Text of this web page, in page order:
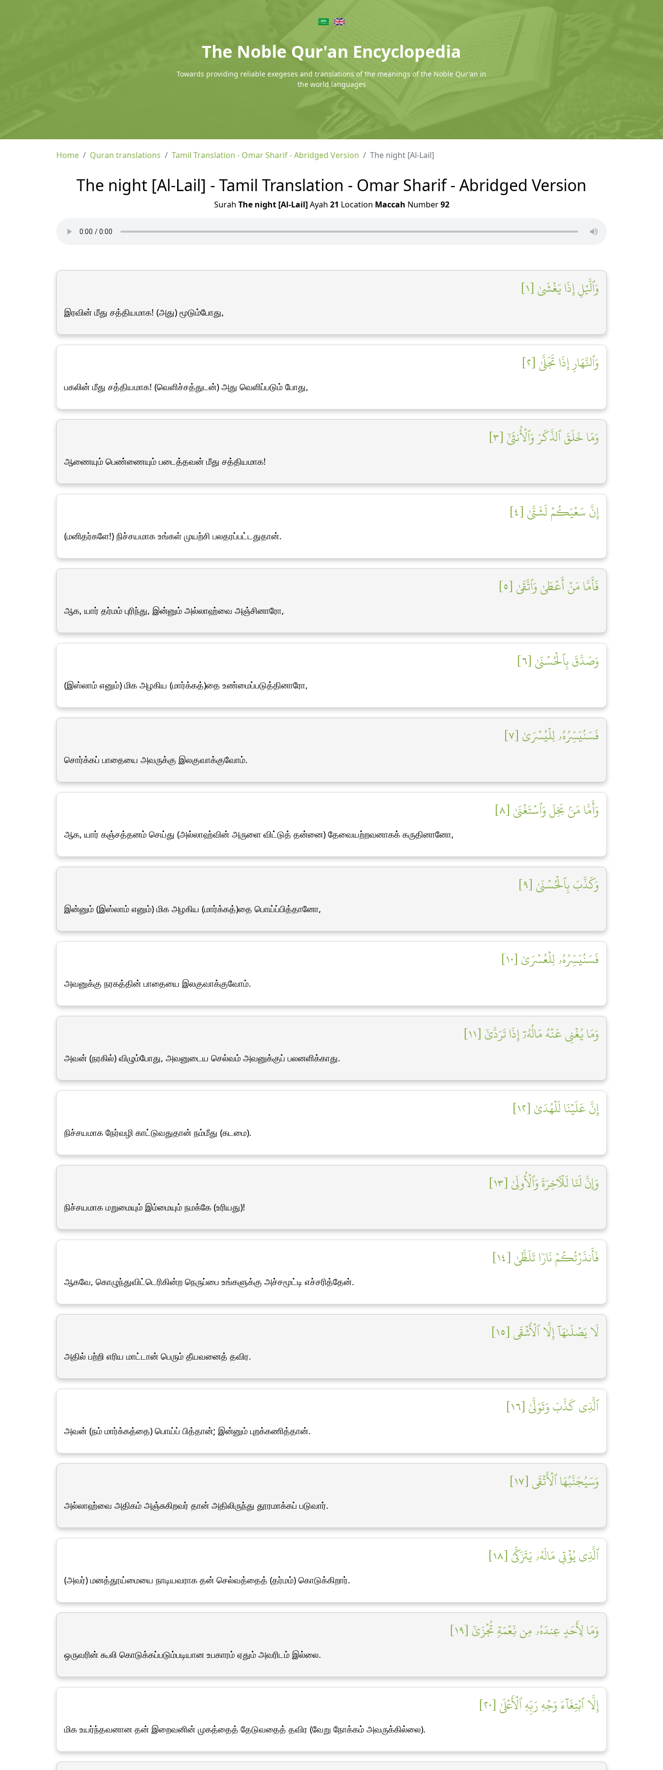
The Noble Qur'an Encyclopedia
Towards providing reliable exegeses and translations of the meanings of the Noble Qur'an in
the world languages
Home Quran translations Tamil Translation - Omar Sharif - Abridged Version The night [Al-Lail]
The night [Al-Lail] - Tamil Translation - Omar Sharif - Abridged Version
Surah The night [Al-Lail]Ayah 21 Location Maccah Number92
وَٱلَّيۡلِ إِذَا يَغۡشَىٰ [١]
இரவின் மீது சத்தியமாக! (அது) மூடும்போது,
وَٱلنَّهَارِ إِذَا تَجَلَّىٰ [٢]
பகலின் மீது சத்தியமாக! (வெளிச்சத்துடன்) அது வெளிப்படும் போது,
وَمَا خَلَقَ ٱلذَّكَرَ وَٱلۡأُنثَىٰٓ [٣]
ஆணையும் பெண்ணையும் படைத்தவன் மீது சத்தியமாக!
إِنَّ سَعۡيَكُمۡ لَشَتَّىٰ [٤]
(மனிதர்களே!) நிச்சயமாக உங்கள் முயற்சி பலதரப்பட்டதுதான்.
فَأَمَّا مَنۡ أَعۡطَىٰ وَٱتَّقَىٰ [٥]
ஆக, யார் தர்மம் புரிந்து, இன்னும் அல்லாஹ்வை அஞ்சினாரோ,
وَصَدَّقَ بِٱلۡحُسۡنَىٰ [٦]
(இஸ்லாம் எனும்) மிக அழகிய (மார்க்கத்)தை உண்மைப்படுத்தினாரோ,
فَسَنُيَسِّرُهُۥ لِلۡيُسۡرَىٰ [٧]
சொர்க்கப் பாதையை அவருக்கு இலகுவாக்குவோம்.
وَأَمَّا مَنۢ بَخِلَ وَٱسۡتَغۡنَىٰ [٨]
ஆக, யார் கஞ்சத்தனம் செய்து (அல்லாஹ்வின் அருளை விட்டுத் தன்னை) தேவையற்றவனாகக் கருதினானோ,
وَكَذَّبَ بِٱلۡحُسۡنَىٰ [٩]
இன்னும் (இஸ்லாம் எனும்) மிக அழகிய (மார்க்கத்)தை பொய்ப்பித்தானோ,
فَسَنُيَسِّرُهُۥ لِلۡعُسۡرَىٰ [١٠]
அவனுக்கு நரகத்தின் பாதையை இலகுவாக்குவோம்.
وَمَا يُغۡنِي عَنۡهُ مَالُهُۥٓ إِذَا تَرَدَّىٰٓ [١١]
அவன் (நரகில்) விழும்போது, அவனுடைய செல்வம் அவனுக்குப் பலனளிக்காது.
إِنَّ عَلَيۡنَا لَلۡهُدَىٰ [١٢]
நிச்சயமாக நேர்வழி காட்டுவதுதான் நம்மீது (கடமை).
وَإِنَّ لَنَا لَلۡأٓخِرَةَ وَٱلۡأُولَىٰ [١٣]
நிச்சயமாக மறுமையும் இம்மையும் நமக்கே (உரியது)!
فَأَنذَرۡتُكُمۡ نَارٗا تَلَظَّىٰ [١٤]
ஆகவே, கொழுந்துவிட்டெரிகின்ற நெருப்பை உங்களுக்கு அச்சமூட்டி எச்சரித்தேன்.
لَا يَصۡلَىٰهَآ إِلَّا ٱلۡأَشۡقَى [١٥]
அதில் பற்றி எரிய மாட்டான் பெரும் தீயவனைத் தவிர.
ٱلَّذِي كَذَّبَ وَتَوَلَّىٰ [١٦]
அவன் (நம் மார்க்கத்தை) பொய்ப் பித்தான்; இன்னும் புறக்கணித்தான்.
وَسَيُجَنَّبُهَا ٱلۡأَتۡقَى [١٧]
அல்லாஹ்வை அதிகம் அஞ்சுகிறவர் தான் அதிலிருந்து தூரமாக்கப் படுவார்.
ٱلَّذِي يُؤۡتِي مَالَهُۥ يَتَزَكَّىٰ [١٨]
(அவர்) மனத்தூய்மையை நாடியவராக தன் செல்வத்தைத் (தர்மம்) கொடுக்கிறார்.
وَمَا لِأَحَدٍ عِندَهُۥ مِن نِّعۡمَةٖ تُجۡزَىٰٓ [١٩]
ஒருவரின் கூலி கொடுக்கப்படும்படியான உபகாரம் ஏதும் அவரிடம் இல்லை.
إِلَّا ٱبۡتِغَآءَ وَجۡهِ رَبِّهِ ٱلۡأَعۡلَىٰ [٢٠]
மிக உயர்ந்தவனான தன் இறைவனின் முகத்தைத் தேடுவதைத் தவிர (வேறு நோக்கம் அவருக்கில்லை).